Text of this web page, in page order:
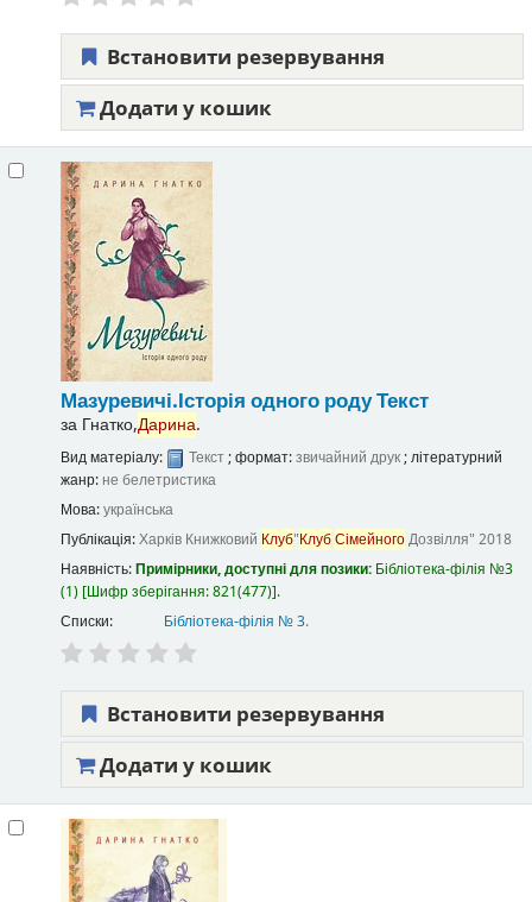
Встановити резервування
Додати у кошик
Мазуревичі.Історія одного родуТекст
за Гнатко,Дарина.
Вид матеріалу: Текст; формат:звичайний друк; літературний
жанр: не белетристика
Мова:українська
Публікація:Харків Книжковий Клуб"КлубСімейногоДозвілля" 2018
Наявність:Примірники, доступні для позики: Бібліотека-філія №3
(1) Шифр зберігання:821(477) .
Списки:
Бібліотека-філія № 3.
Встановити резервування
Додати у кошик